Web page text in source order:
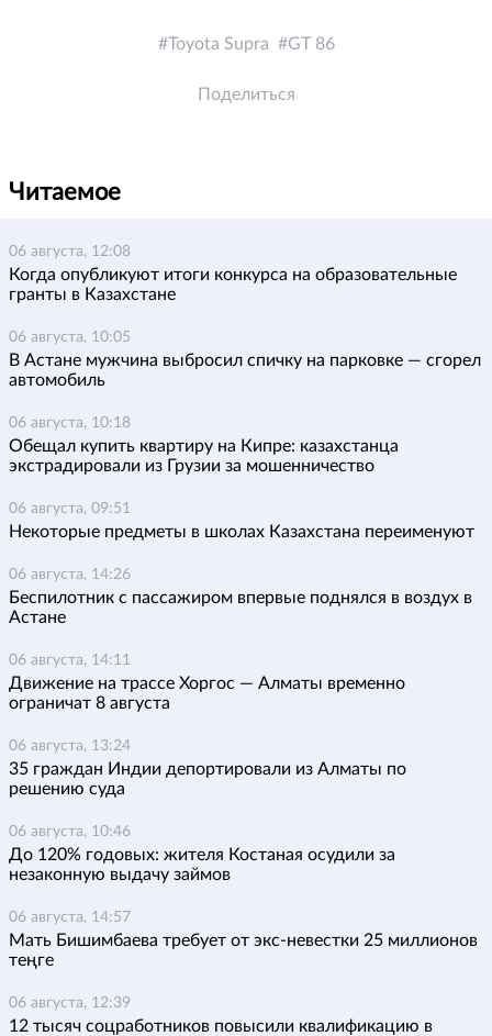
Toyota Supra GT 86
Поделиться
Читаемое
06 августа, 12:08
Когда опубликуют итоги конкурса на образовательные
гранты в Казахстане
06 августа, 10:05
В Астане мужчина выбросил спичку на парковке — сгорел
автомобиль
06 августа, 10:18
Обещал купить квартиру на Кипре: казахстанца
экстрадировали из Грузии за мошенничество
06 августа, 09:51
Некоторые предметы в школах Казахстана переименуют
06 августа, 14:26
Беспилотник с пассажиром впервые поднялся в воздух в
Астане
06 августа, 14:11
Движение на трассе Хоргос — Алматы временно
ограничат 8 августа
06 августа, 13:24
35 граждан Индии депортировали из Алматы по
решению суда
06 августа, 10:46
До 120% годовых: жителя Костаная осудили за
незаконную выдачу займов
06 августа, 14:57
Мать Бишимбаева требует от экс-невестки 25 миллионов
теңге
06 августа, 12:39
12 тысяч соцработников повысили квалификацию в